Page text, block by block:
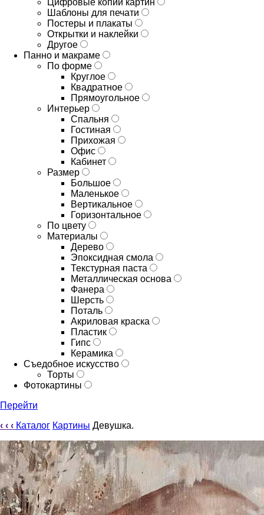
Цифровые копии картин
Шаблоны для печати
Постеры и плакаты
Открытки и наклейки
Другое
Панно и макраме
По форме
Круглое
Квадратное
Прямоугольное
Интерьер
Спальня
Гостиная
Прихожая
Офис
Кабинет
Размер
Большое
Маленькое
Вертикальное
Горизонтальное
По цвету
Материалы
Дерево
Эпоксидная смола
Текстурная паста
Металлическая основа
Фанера
Шерсть
Поталь
Акриловая краска
Пластик
Гипс
Керамика
Съедобное искусство
Торты
Фотокартины
Перейти
‹ ‹ ‹ Каталог Картины Девушка.